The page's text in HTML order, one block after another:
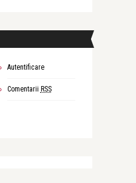
Autentificare
Comentarii RSS